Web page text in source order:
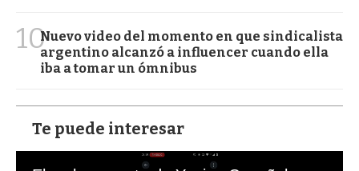
10Nuevo video del momento en que sindicalista
argentino alcanzó a influencer cuando ella
iba a tomar un ómnibus
Te puede interesar